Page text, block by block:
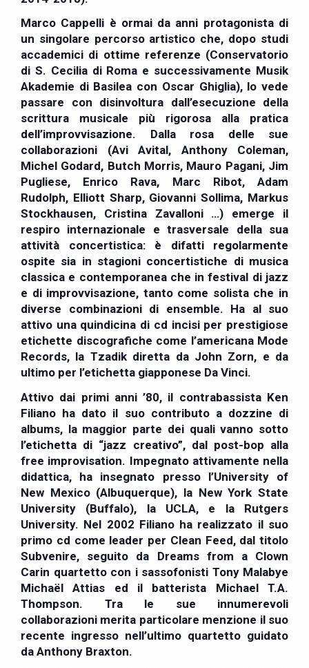
Marco Cappelli è ormai da anni protagonista di
un singolare percorso artistico che, dopo studi
accademici di ottime referenze (Conservatorio
di S. Cecilia di Roma e successivamente Musik
Akademie di Basilea con Oscar Ghiglia), lo vede
passare con disinvoltura dall’esecuzione della
scrittura musicale più rigorosa alla pratica
dell’improvvisazione. Dalla rosa delle sue
collaborazioni (Avi Avital, Anthony Coleman,
Michel Godard, Butch Morris, Mauro Pagani, Jim
Pugliese, Enrico Rava, Marc Ribot, Adam
Rudolph, Elliott Sharp, Giovanni Sollima, Markus
Stockhausen, Cristina Zavalloni …) emerge il
respiro internazionale e trasversale della sua
attività concertistica: è difatti regolarmente
ospite sia in stagioni concertistiche di musica
classica e contemporanea che in festival di jazz
e di improvvisazione, tanto come solista che in
diverse combinazioni di ensemble. Ha al suo
attivo una quindicina di cd incisi per prestigiose
etichette discografiche come l’americana Mode
Records, la Tzadik diretta da John Zorn, e da
ultimo per l’etichetta giapponese Da Vinci.
Attivo dai primi anni ’80, il contrabassista Ken
Filiano ha dato il suo contributo a dozzine di
albums, la maggior parte dei quali vanno sotto
l’etichetta di “jazz creativo”, dal post-bop alla
free improvisation. Impegnato attivamente nella
didattica, ha insegnato presso l’University of
New Mexico (Albuquerque), la New York State
University (Buffalo), la UCLA, e la Rutgers
University. Nel 2002 Filiano ha realizzato il suo
primo cd come leader per Clean Feed, dal titolo
Subvenire, seguito da Dreams from a Clown
Carin quartetto con i sassofonisti Tony Malabye
Michaël Attias ed il batterista Michael T.A.
Thompson. Tra le sue innumerevoli
collaborazioni merita particolare menzione il suo
recente ingresso nell’ultimo quartetto guidato
da Anthony Braxton.